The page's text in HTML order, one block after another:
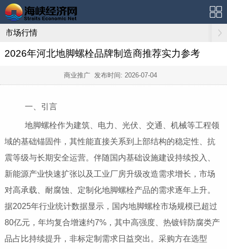
市场行情
2026年河北地脚螺栓品牌制造商推荐实力参考
商业推广 发布时间: 2026-07-04
一、引言
地脚螺栓作为建筑、电力、光伏、交通、机械等工程领
域的基础锚固件，其性能直接关系到上部结构的稳定性、抗
震等级与长期安全运营。伴随国内基础设施建设持续投入、
新能源产业快速扩张以及工业厂房升级改造需求增长，市场
对高承载、耐腐蚀、定制化地脚螺栓产品的需求逐年上升。
据2025年行业统计数据显示，国内地脚螺栓市场规模已超过
80亿元，年均复合增速约7%，其中高强度、热镀锌防腐类产
品占比持续提升，非标定制需求日益突出。采购方在选型